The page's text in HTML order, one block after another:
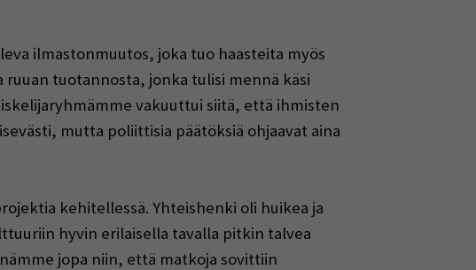
ilmastonmuutos, joka tuo haasteita myös
tuotannosta, jonka tulisi mennä käsi
vakuuttui siitä, että ihmisten
mutta poliittisia päätöksiä ohjaavat aina
kehitellessä. Yhteishenki oli huikea ja
hyvin erilaisella tavalla pitkin talvea
jopa niin, että matkoja sovittiin